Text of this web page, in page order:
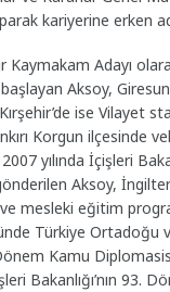
kariyerine erken
Kaymakam Adayı
Aksoy,
ise Vilayet
Korgun ilçesinde
yılında İçişleri
Aksoy,
mesleki eğitim
Türkiye Ortadoğu
Kamu
Bakanlığı’nın 93.